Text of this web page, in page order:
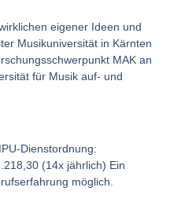
eigener Ideen und
Musikuniversität in Kärnten
MAK an
für Musik auf- und
Dienstordnung:
(14x jährlich) Ein
möglich.